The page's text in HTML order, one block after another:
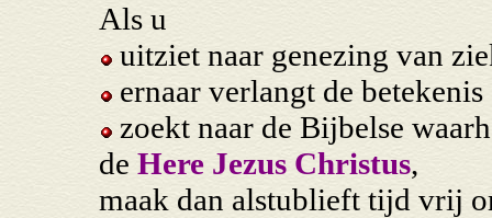
Als u
uitziet naar genezing van
ernaar verlangt de
zoekt naar de Bijbelse
de Here Jezus Christus,
maak dan alstublieft tijd vrij